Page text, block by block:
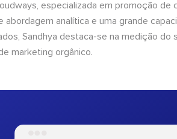
especializada em promoção de
analítica e uma grande
Sandhya destaca-se na medição do
marketing orgânico.